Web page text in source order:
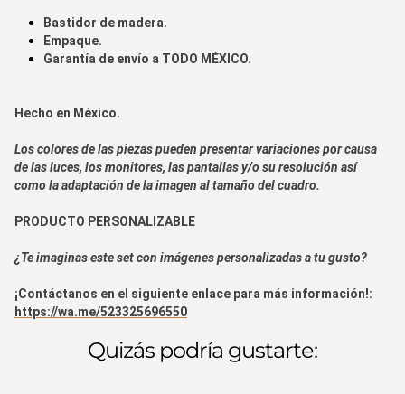
Bastidor de madera.
Empaque.
Garantía de envío a TODO MÉXICO.
Hecho en México.
Los colores de las piezas pueden presentar variaciones por causa
de las luces, los monitores, las pantallas y/o su resolución así
como la adaptación de la imagen al tamaño del cuadro.
PRODUCTO PERSONALIZABLE
¿Te imaginas este set con imágenes personalizadas a tu gusto?
¡Contáctanos en el siguiente enlace para más información!:
https://wa.me/523325696550
Quizás podría gustarte: